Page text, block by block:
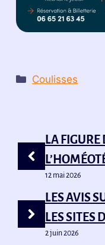
Catégories
Coulisses
LA FIGURE
12 mai 2026
LES AVIS
LES SITES
2 juin 2026